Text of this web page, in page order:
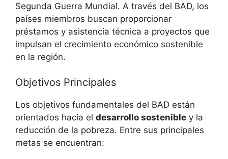
Segunda Guerra Mundial. A través del BAD, los
países miembros buscan proporcionar
préstamos y asistencia técnica a proyectos que
impulsan el crecimiento económico sostenible
en la región.
Objetivos Principales
Los objetivos fundamentales del BAD están
orientados hacia el desarrollo sostenible y la
reducción de la pobreza. Entre sus principales
metas se encuentran: